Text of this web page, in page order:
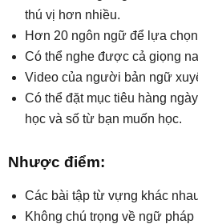
thú vị hơn nhiều.
Hơn 20 ngôn ngữ để lựa
Có thể nghe được cả giọng
Video của người bản ngữ
Có thể đặt mục tiêu hàng
học và số từ bạn muốn học.
Nhược điểm:
Các bài tập từ vựng khác
Không chú trọng về ngữ pháp